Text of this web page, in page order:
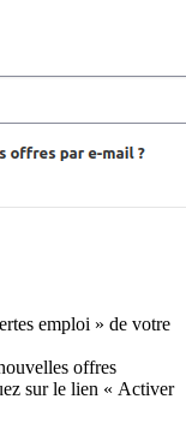
emploi » de votre
offres
sur le lien « Activer